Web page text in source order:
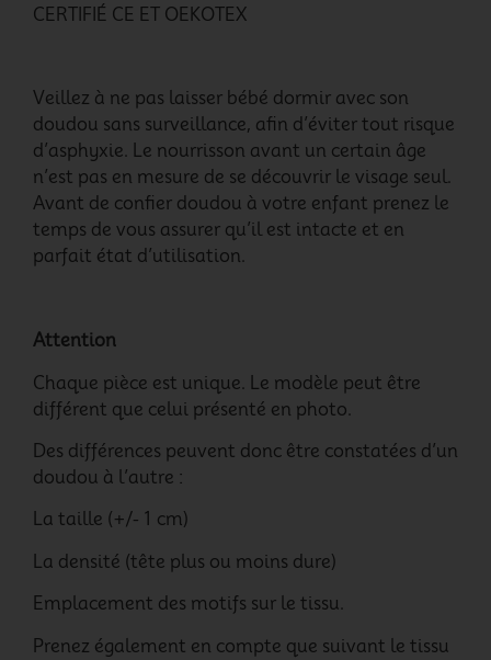
CERTIFIÉ CE ET OEKOTEX
Veillez à ne pas laisser bébé dormir avec son
doudou sans surveillance, afin d’éviter tout risque
d’asphyxie. Le nourrisson avant un certain âge
n’est pas en mesure de se découvrir le visage seul.
Avant de confier doudou à votre enfant prenez le
temps de vous assurer qu’il est intacte et en
parfait état d’utilisation.
Attention
Chaque pièce est unique. Le modèle peut être
différent que celui présenté en photo.
Des différences peuvent donc être constatées d’un
doudou à l’autre :
La taille (+/- 1 cm)
La densité (tête plus ou moins dure)
Emplacement des motifs sur le tissu.
Prenez également en compte que suivant le tissu